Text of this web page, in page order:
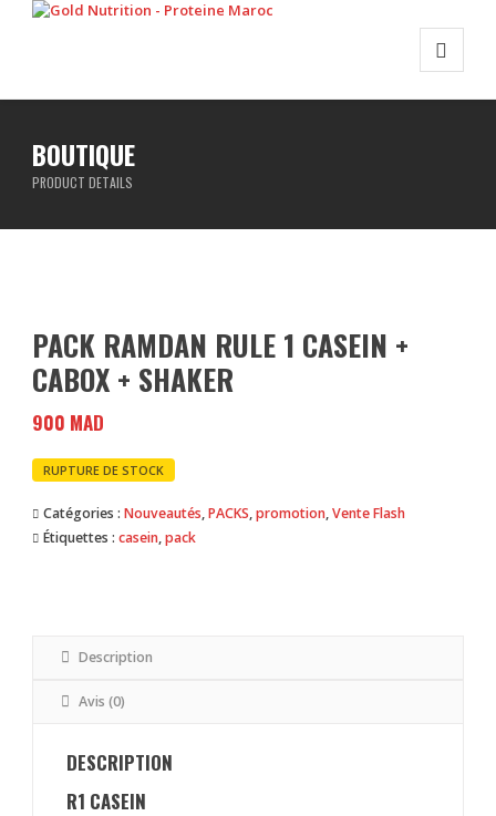
BOUTIQUE
PRODUCT DETAILS
PACK RAMDAN RULE 1 CASEIN +
CABOX + SHAKER
900 MAD
RUPTURE DE STOCK
Catégories :Nouveautés,PACKS,promotion,Vente Flash
Étiquettes :casein,pack
Description
Avis (0)
DESCRIPTION
R1 CASEIN